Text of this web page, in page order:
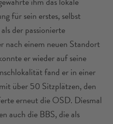
für sein erstes, selbst
der passionierte
nach einem neuen Standort
er wieder auf seine
fand er in einer
über 50 Sitzplätzen, den
erneut die OSD. Diesmal
auch die BBS, die als